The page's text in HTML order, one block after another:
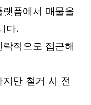
폼에서 매물을
다.
적으로 접근해
만 철거 시 전